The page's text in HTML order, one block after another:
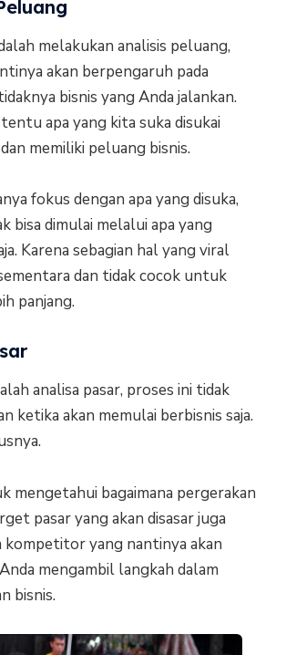
melakukan analisis peluang,
akan berpengaruh pada
bisnis yang Anda jalankan.
apa yang kita suka disukai
memiliki peluang bisnis.
fokus dengan apa yang disuka,
bisa dimulai melalui apa yang
Karena sebagian hal yang viral
dan tidak cocok untuk
panjang.
analisa pasar, proses ini tidak
ketika akan memulai berbisnis saja.
mengetahui bagaimana pergerakan
pasar yang akan disasar juga
kompetitor yang nantinya akan
mengambil langkah dalam
bisnis.